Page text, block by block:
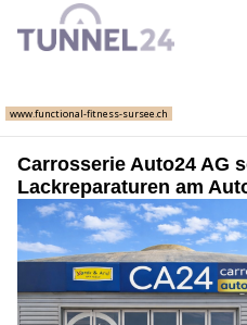
Carrosserie Auto24 AG
Lackreparaturen am